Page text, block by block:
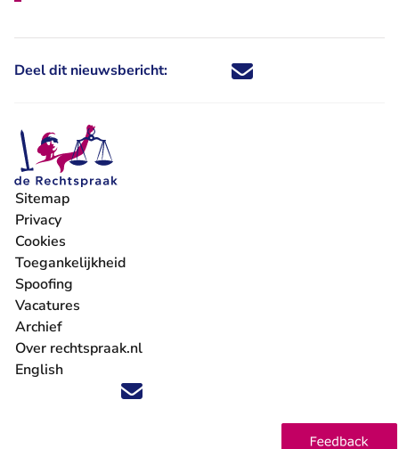
Deel dit nieuwsbericht: Deel dit nieuwsbericht via X -
Deel dit nieuwsbericht via
Deel dit nieuwsbericht
Deel dit
Volg ons op X (Twitter) - U verlaat Rechtspraak.nl
Volg ons op Facebook - U verlaat Rechtspraak.nl
Volg ons op Instagram - U verlaat Rechtspraak.nl
Volg ons op Youtube - U verlaat Rechtspraak.nl
Volg ons op LinkedIn - U verlaat
'Blijf op de hoogte' nieuwsbrief - U verlaat
Sitemap
Privacy
Cookies
Toegankelijkheid
Spoofing
Vacatures
- U verlaat Rechtspraak.nl
Archief
Over rechtspraak.nl
English